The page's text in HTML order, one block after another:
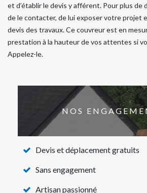
et d’établir le devis y afférent. Pour plus de
de le contacter, de lui exposer votre projet
devis des travaux. Ce couvreur est en
prestation à la hauteur de vos attentes si
Appelez-le.
NOS
Devis et déplacement gratuits
Sans engagement
Artisan passionné